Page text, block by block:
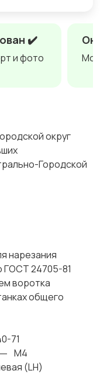
✔️
и фото
округ
Городской
нарезания
24705-81
воротка
общего
― М4
(LH)